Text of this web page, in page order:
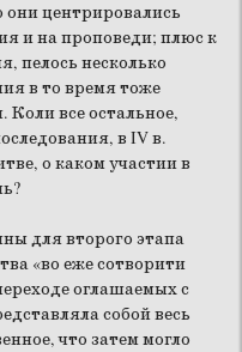
центрировались
и на проповеди; плюс к
пелось несколько
в то время тоже
все остальное,
в IV в.
о каком участии в
для второго этапа
«во еже сотворити
оглашаемых с
собой весь
что затем могло